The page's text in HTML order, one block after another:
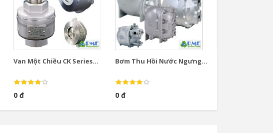
Van Một Chiều CK Series...
0 đ
Bơm Thu Hồi Nước Ngưng...
0 đ